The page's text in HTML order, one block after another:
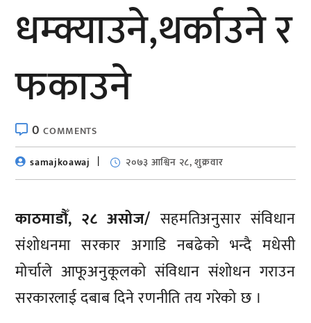
धम्क्याउने,थर्काउने र
फकाउने
0COMMENTS
samajkoawaj
२०७३ आश्विन २८, शुक्रवार
काठमाडौँ, २८ असोज/ सहमतिअनुसार संविधान
संशोधनमा सरकार अगाडि नबढेको भन्दै मधेसी
मोर्चाले आफूअनुकूलको संविधान संशोधन गराउन
सरकारलाई दबाब दिने रणनीति तय गरेको छ ।